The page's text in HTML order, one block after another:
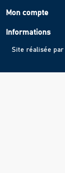
Mon compte
Informations
Site réalisée par